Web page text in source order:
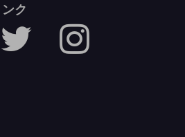
ク
Twitter